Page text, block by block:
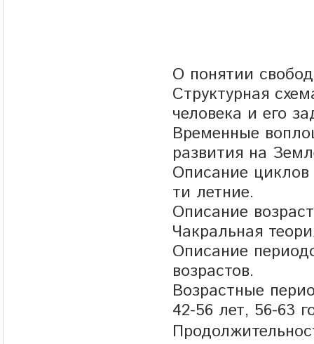
О понятии
Структурная
человека и его
Временные
развития на
Описание
ти летние.
Описание
Чакральная
Описание
возрастов.
Возрастные
42-56 лет, 56-63